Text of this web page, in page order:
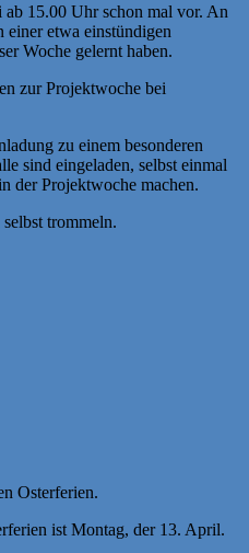
15.00 Uhr schon mal vor. An
etwa einstündigen
Woche gelernt haben.
zur Projektwoche bei
zu einem besonderen
sind eingeladen, selbst einmal
der Projektwoche machen.
trommeln.
Osterferien.
ist Montag, der 13. April.